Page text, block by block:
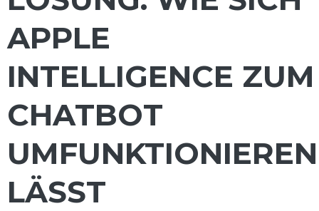
APPLE
INTELLIGENCE ZUM
CHATBOT
UMFUNKTIONIEREN
LÄSST